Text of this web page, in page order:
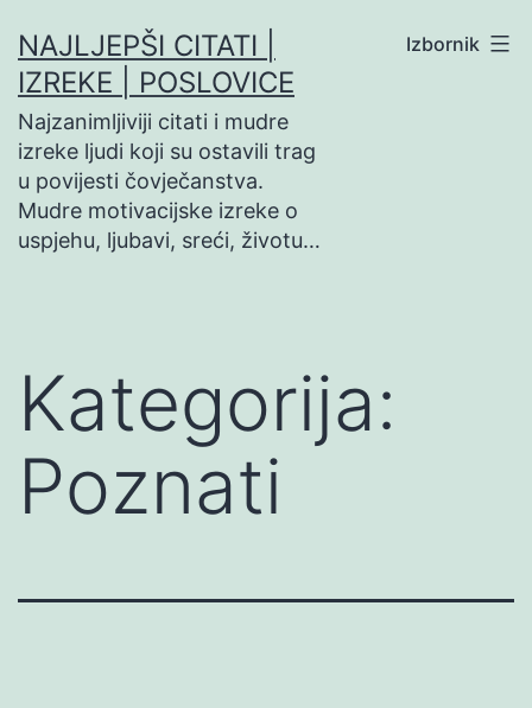
na
sadržaj
NAJLJEPŠI CITATI |
IZREKE | POSLOVICE
Najzanimljiviji citati i mudre
izreke ljudi koji su ostavili trag
u povijesti čovječanstva.
Mudre motivacijske izreke o
uspjehu, ljubavi, sreći, životu…
Izbornik
Kategorija:
Poznati